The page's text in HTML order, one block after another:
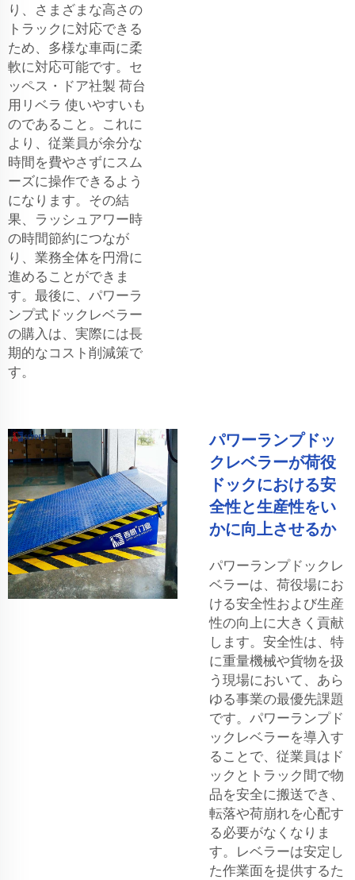
り、さまざまな高さの
トラックに対応できる
ため、多様な車両に柔
軟に対応可能です。セ
ッペス・ドア社製 荷台
用リベラ 使いやすいも
のであること。これに
より、従業員が余分な
時間を費やさずにスム
ーズに操作できるよう
になります。その結
果、ラッシュアワー時
の時間節約につなが
り、業務全体を円滑に
進めることができま
す。最後に、パワーラ
ンプ式ドックレベラー
の購入は、実際には長
期的なコスト削減策で
す。
パワーランプドッ
クレベラーが荷役
ドックにおける安
全性と生産性をい
かに向上させるか
パワーランプドックレ
ベラーは、荷役場にお
ける安全性および生産
性の向上に大きく貢献
します。安全性は、特
に重量機械や貨物を扱
う現場において、あら
ゆる事業の最優先課題
です。パワーランプド
ックレベラーを導入す
ることで、従業員はド
ックとトラック間で物
品を安全に搬送でき、
転落や荷崩れを心配す
る必要がなくなりま
す。レベラーは安定し
た作業面を提供するた